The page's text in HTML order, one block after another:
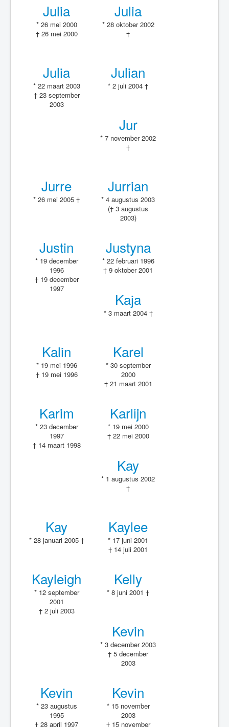
Julia
* 26 mei 2000
† 26 mei 2000
Julia
* 28 oktober 2002
†
Julia
* 22 maart 2003
† 23 september
2003
Julian
* 2 juli 2004 †
Jur
* 7 november 2002
†
Jurre
* 26 mei 2005 †
Jurrian
* 4 augustus 2003
(† 3 augustus
2003)
Justin
* 19 december
1996
† 19 december
1997
Justyna
* 22 februari 1996
† 9 oktober 2001
Kaja
* 3 maart 2004 †
Kalin
* 19 mei 1996
† 19 mei 1996
Karel
* 30 september
2000
† 21 maart 2001
Karim
* 23 december
1997
† 14 maart 1998
Karlijn
* 19 mei 2000
† 22 mei 2000
Kay
* 1 augustus 2002
†
Kay
* 28 januari 2005 †
Kaylee
* 17 juni 2001
† 14 juli 2001
Kayleigh
* 12 september
2001
† 2 juli 2003
Kelly
* 8 juni 2001 †
Kevin
* 3 december 2003
† 5 december
2003
Kevin
* 23 augustus
1995
† 28 april 1997
Kevin
* 15 november
2003
† 15 november